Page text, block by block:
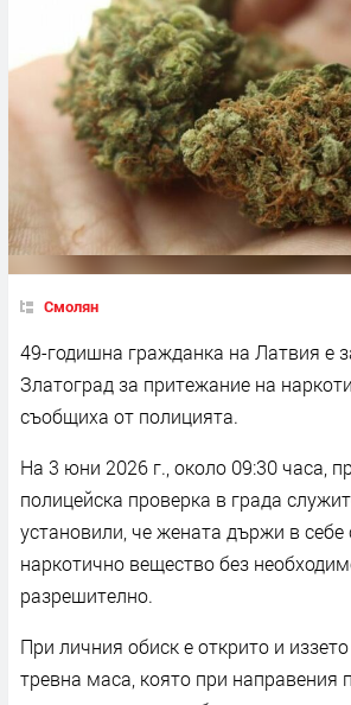
Смолян
49-годишна гражданка на Латвия е
Златоград за притежание на
съобщиха от полицията.
На 3 юни 2026 г., около 09:30 часа,
полицейска проверка в града
установили, че жената държи в себе
наркотично вещество без
разрешително.
При личния обиск е открито и
тревна маса, която при направения